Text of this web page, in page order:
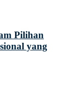
Pilihan
yang